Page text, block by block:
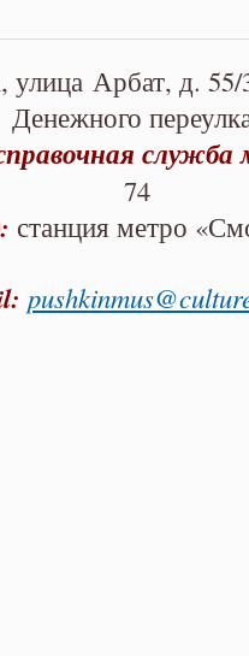
улица Арбат, д.
Денежного
служба
74
станция метро